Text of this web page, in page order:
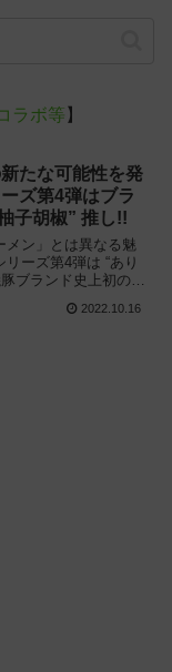
ラボ等 】
たな可能性を発
ズ第4弾はブラ
子胡椒” 推し!!
メン」とは異なる魅
ーズ第4弾は “あり
ブランド史上初の柚
胡椒推し」を食べて
2022.10.16